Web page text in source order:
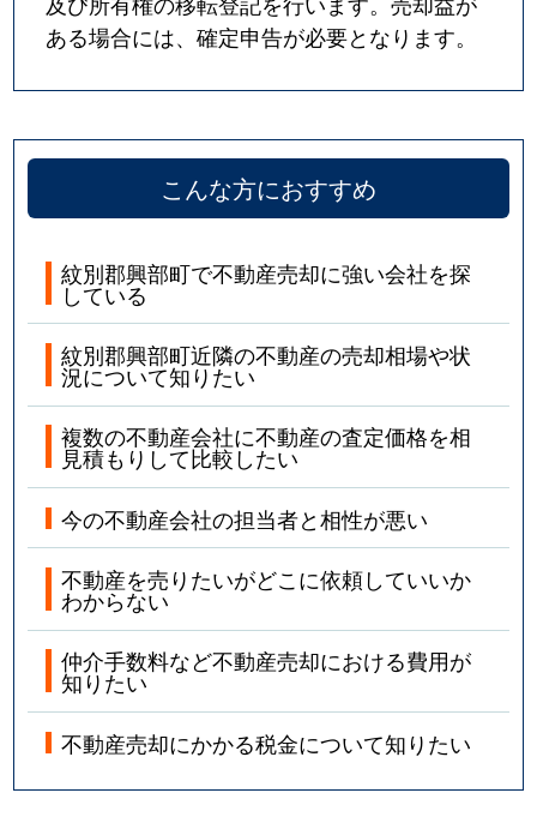
ある場合には、確定申告が必要となります。
こんな方におすすめ
紋別郡興部町で不動産売却に強い会社を探
している
紋別郡興部町近隣の不動産の売却相場や状
況について知りたい
複数の不動産会社に不動産の査定価格を相
見積もりして比較したい
今の不動産会社の担当者と相性が悪い
不動産を売りたいがどこに依頼していいか
わからない
仲介手数料など不動産売却における費用が
知りたい
不動産売却にかかる税金について知りたい